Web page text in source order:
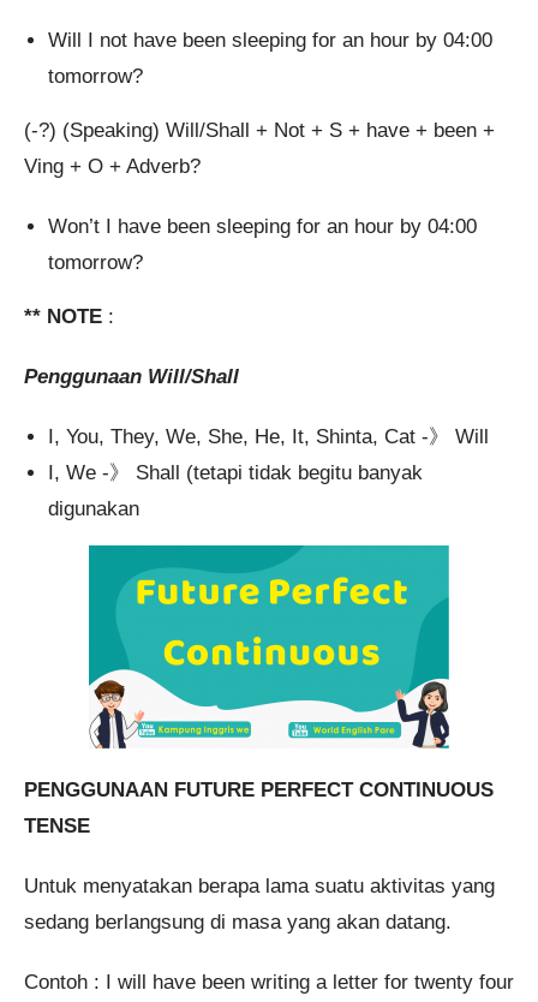
Will I not have been sleeping for an hour by 04:00
tomorrow?
(-?) (Speaking) Will/Shall + Not + S + have + been +
Ving + O + Adverb?
Won’t I have been sleeping for an hour by 04:00
tomorrow?
** NOTE :
Penggunaan Will/Shall
I, You, They, We, She, He, It, Shinta, Cat -》 Will
I, We -》 Shall (tetapi tidak begitu banyak
digunakan
PENGGUNAAN FUTURE PERFECT CONTINUOUS
TENSE
Untuk menyatakan berapa lama suatu aktivitas yang
sedang berlangsung di masa yang akan datang.
Contoh : I will have been writing a letter for twenty four